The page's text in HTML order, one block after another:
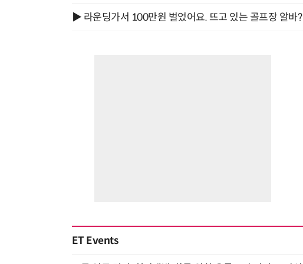
▶ 라운딩가서 100만원 벌었어요. 뜨고 있는 골프장 알바?
ET Events